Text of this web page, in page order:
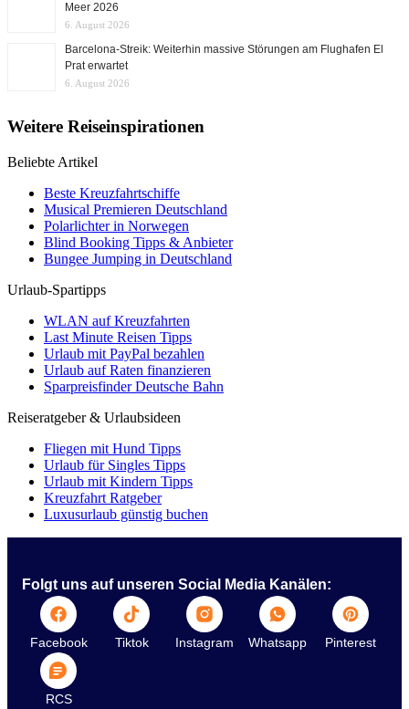
Meer 2026
6. August 2026
Barcelona-Streik: Weiterhin massive Störungen am Flughafen El
Prat erwartet
6. August 2026
Weitere Reiseinspirationen
Beliebte Artikel
Beste Kreuzfahrtschiffe
Musical Premieren Deutschland
Polarlichter in Norwegen
Blind Booking Tipps & Anbieter
Bungee Jumping in Deutschland
Urlaub-Spartipps
WLAN auf Kreuzfahrten
Last Minute Reisen Tipps
Urlaub mit PayPal bezahlen
Urlaub auf Raten finanzieren
Sparpreisfinder Deutsche Bahn
Reiseratgeber & Urlaubsideen
Fliegen mit Hund Tipps
Urlaub für Singles Tipps
Urlaub mit Kindern Tipps
Kreuzfahrt Ratgeber
Luxusurlaub günstig buchen